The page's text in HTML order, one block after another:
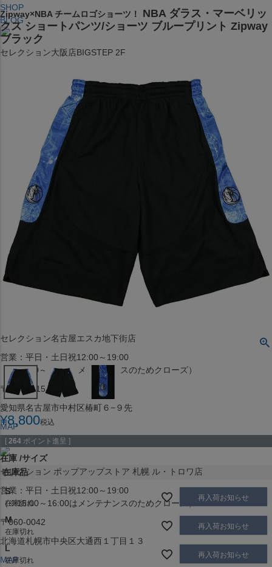
SHOP
BLOG
セレクション大阪店BIGSTEP 2F
大阪府大阪市中央区西心斎橋1丁目6番14号
TEL:06-4708-3300
JR水道橋駅西口店
営業：土・日・祝日のみ 12:00-18:00
〒101-0061
東京都千代田区神田三崎町２丁目２２−１ 1F
セレクション名古屋エスカ地下街店
営業：平日・土日祝12:00～19:00
（※15:00～16:00はメンテナンスのためクローズ）
〒453-0015
愛知県名古屋市中村区椿町６−９先
MAP
SHOP
セレクション ポップアップストア 札幌 ル・トロワ店
営業：平日・土日祝12:00～19:00
（※15:00～16:00はメンテナンスのためクローズ）
〒060-0042
北海道札幌市中央区大通西１丁目１３
MAP
Zipway×NBA チームロゴショーツ！
NBA ダラス・マーベリッ
クス ショートパンツ/ショーツ ブループリント Zipway
ブラック
¥8,800税込
[ 264 ポイント進呈 ]
在庫 サイズ
在庫品
S
在庫切れ
再入荷お知らせ
M
在庫切れ
再入荷お知らせ
L
在庫切れ
再入荷お知らせ